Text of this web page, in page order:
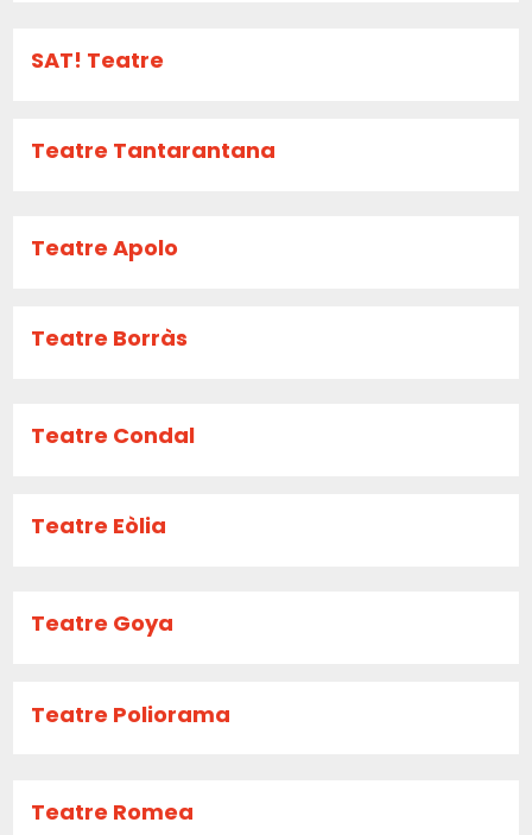
SAT! Teatre
Teatre Tantarantana
Teatre Apolo
Teatre Borràs
Teatre Condal
Teatre Eòlia
Teatre Goya
Teatre Poliorama
Teatre Romea